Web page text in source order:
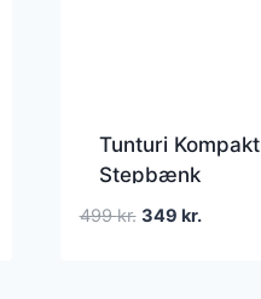
Tunturi Kompakt
Stepbænk
499kr. Den
349 kr.Den